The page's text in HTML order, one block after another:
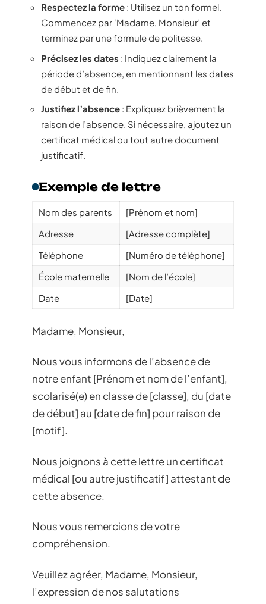
Respectez la forme : Utilisez un ton formel.
Commencez par ‘Madame, Monsieur’ et
terminez par une formule de politesse.
Précisez les dates : Indiquez clairement la
période d’absence, en mentionnant les dates
de début et de fin.
Justifiez l’absence : Expliquez brièvement la
raison de l’absence. Si nécessaire, ajoutez un
certificat médical ou tout autre document
justificatif.
Exemple de lettre
Nom des parents
[Prénom et nom]
Adresse
[Adresse complète]
Téléphone
[Numéro de téléphone]
École maternelle
[Nom de l’école]
Date
[Date]
Madame, Monsieur,
Nous vous informons de l’absence de
notre enfant [Prénom et nom de l’enfant],
scolarisé(e) en classe de [classe], du [date
de début] au [date de fin] pour raison de
[motif].
Nous joignons à cette lettre un certificat
médical [ou autre justificatif] attestant de
cette absence.
Nous vous remercions de votre
compréhension.
Veuillez agréer, Madame, Monsieur,
l’expression de nos salutations